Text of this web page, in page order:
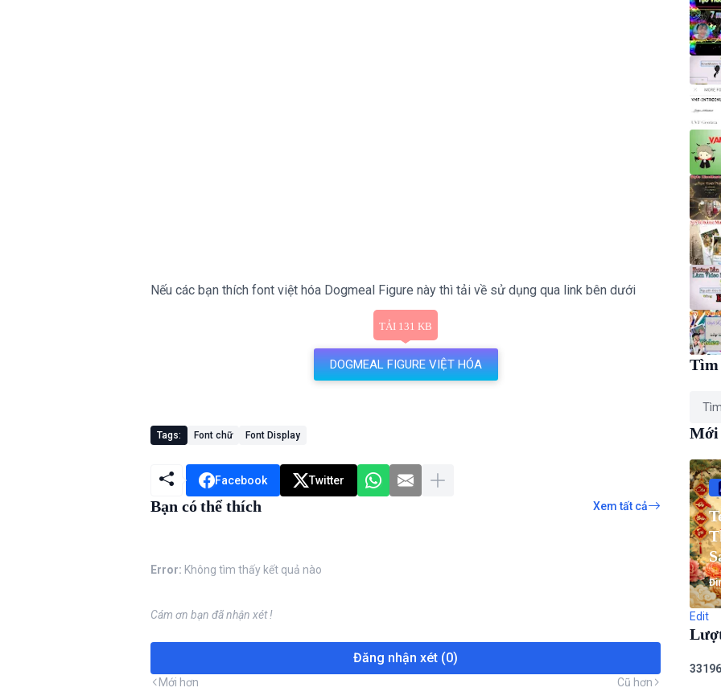
Nếu các bạn thích font việt hóa Dogmeal Figure này thì tải về sử dụng qua link bên dưới
DOGMEAL FIGURE VIỆT HÓA
Tags: Font chữ Font Display
Facebook Twitter
Bạn có thể thích Xem tất cả
Error: Không tìm thấy kết quả nào
Cám ơn bạn đã nhận xét !
Đăng nhận xét (0)
Mới hơn Cũ hơn
Tìm
Mới
Edit
331 96